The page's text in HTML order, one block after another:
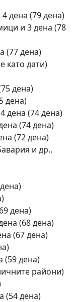
дена (79 дена)
и 3 дена (78
(77 дена)
като дати)
дена)
дена)
дена (74 дена)
(74 дена)
(72 дена)
и др.,
дена)
(68 дена)
(67 дена)
(59 дена)
райони)
(54 дена)